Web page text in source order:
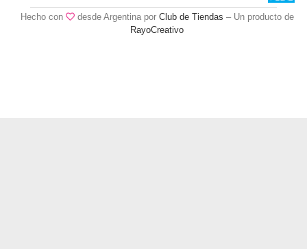
Hecho con desde Argentina por Club de Tiendas – Un producto de
RayoCreativo